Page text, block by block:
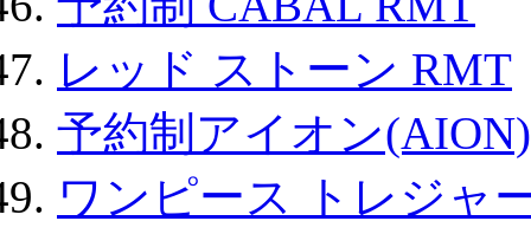
レッド ストーン RMT
予約制アイオン
ワンピース トレジャ